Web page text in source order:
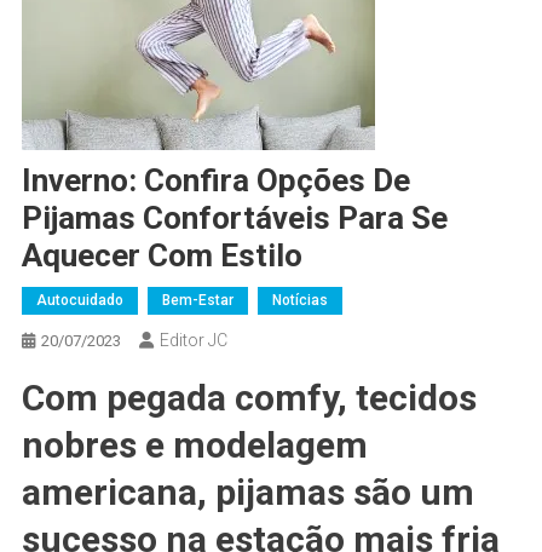
Inverno: Confira Opções De
Pijamas Confortáveis Para Se
Aquecer Com Estilo
Autocuidado Bem-Estar Notícias
20/07/2023 Editor JC
Com pegada comfy, tecidos
nobres e modelagem
americana, pijamas são um
sucesso na estação mais fria